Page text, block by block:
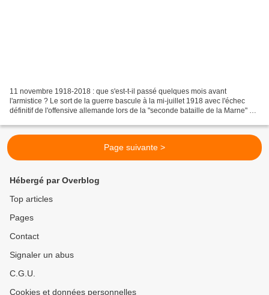
11 novembre 1918-2018 : que s'est-t-il passé quelques mois avant
l'armistice ? Le sort de la guerre bascule à la mi-juillet 1918 avec l'échec
définitif de l'offensive allemande lors de la "seconde bataille de la Marne" et
Page suivante >
Hébergé par Overblog
Top articles
Pages
Contact
Signaler un abus
C.G.U.
Cookies et données personnelles